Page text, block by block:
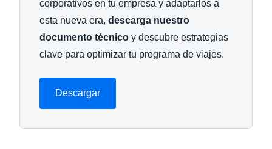
corporativos en tu empresa y adaptarlos a
esta nueva era, descarga nuestro
documento técnico y descubre estrategias
clave para optimizar tu programa de viajes.
Descargar